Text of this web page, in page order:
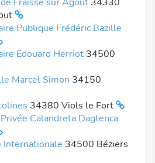
Publique Frédéric Bazille
Edouard Herriot 34500
Marcel Simon 34150
34380 Viols le Fort
Calandreta Dagtenca
Internationale 34500 Béziers